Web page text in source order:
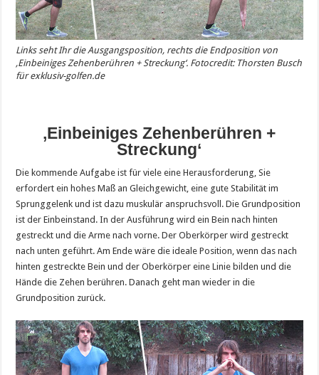
Links seht Ihr die Ausgangsposition, rechts die Endposition von
‚Einbeiniges Zehenberühren + Streckung‘. Fotocredit: Thorsten Busch
für exklusiv-golfen.de
‚Einbeiniges Zehenberühren +
Streckung‘
Die kommende Aufgabe ist für viele eine Herausforderung, Sie
erfordert ein hohes Maß an Gleichgewicht, eine gute Stabilität im
Sprunggelenk und ist dazu muskulär anspruchsvoll. Die Grundposition
ist der Einbeinstand. In der Ausführung wird ein Bein nach hinten
gestreckt und die Arme nach vorne. Der Oberkörper wird gestreckt
nach unten geführt. Am Ende wäre die ideale Position, wenn das nach
hinten gestreckte Bein und der Oberkörper eine Linie bilden und die
Hände die Zehen berühren. Danach geht man wieder in die
Grundposition zurück.